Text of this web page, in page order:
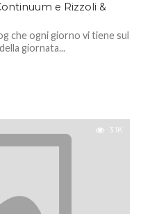
e Rizzoli &
che ogni giorno vi tiene sul
giornata...
3.1K